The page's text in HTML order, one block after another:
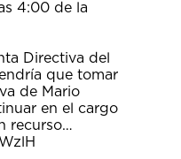
4:00 de la
Directiva del
que tomar
de Mario
en el cargo
recurso…